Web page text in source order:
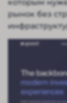
которым
рынок без